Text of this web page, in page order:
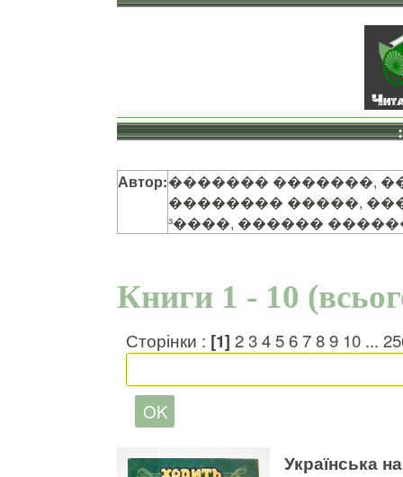
Автор:������� �������,
�������� �����,
³����, ������
Книги 1 - 10
Сторінки : [1] 23456789 10 ...
Українська